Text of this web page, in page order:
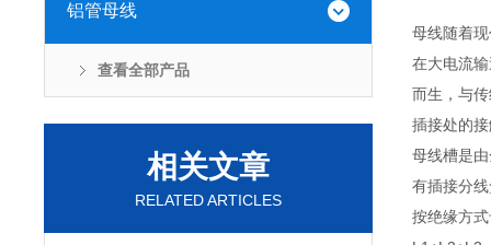
铝管母线
查看全部产品
相关文章
RELATED ARTICLES
母线随着
在大电流
而生，与
插接处的
母线槽是
有插接分
按绝缘方